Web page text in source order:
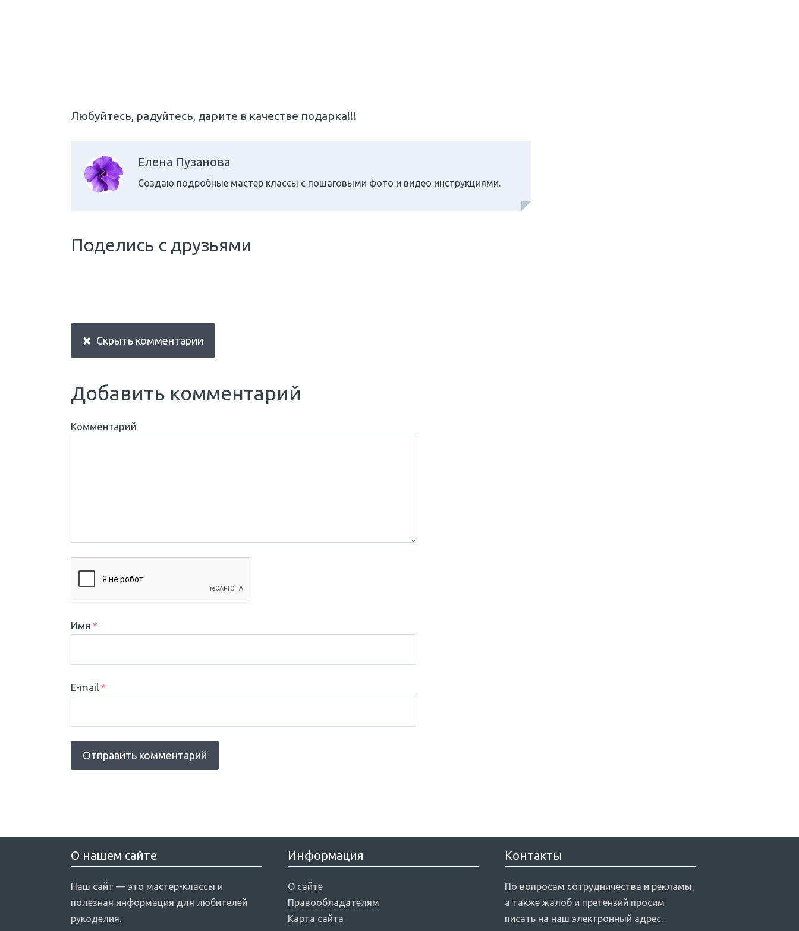
Любуйтесь, радуйтесь, дарите в качестве подарка!!!
Елена Пузанова
Создаю подробные мастер классы с пошаговыми фото и видео инструкциями.
Поделись с друзьями
Скрыть комментарии
Добавить комментарий
Комментарий
Имя*
E-mail*
О нашем сайте
Наш сайт — это мастер-классы и
полезная информация для любителей
рукоделия.
Информация
О сайте
Правообладателям
Карта сайта
Контакты
По вопросам сотрудничества и рекламы,
а также жалоб и претензий просим
писать на наш электронный адрес.